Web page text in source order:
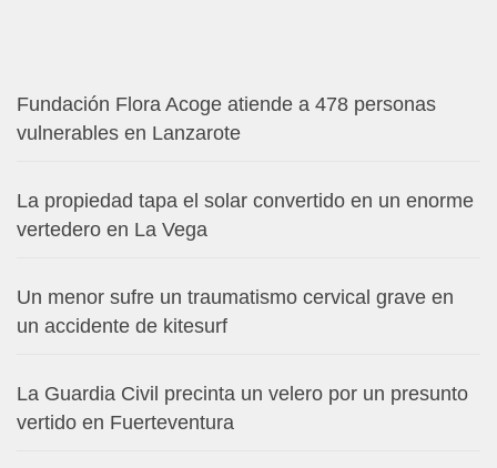
Fundación Flora Acoge atiende a 478 personas
vulnerables en Lanzarote
La propiedad tapa el solar convertido en un enorme
vertedero en La Vega
Un menor sufre un traumatismo cervical grave en
un accidente de kitesurf
La Guardia Civil precinta un velero por un presunto
vertido en Fuerteventura